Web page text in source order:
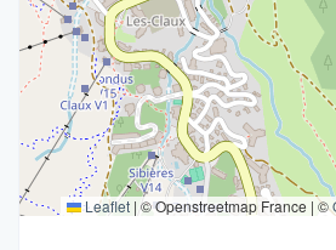
Leaflet | © Openstreetmap France | ©